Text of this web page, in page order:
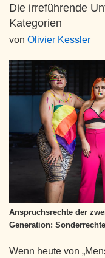
Die irreführende
Kategorien
von Olivier Kessler
Anspruchsrechte der
Generation:
Wenn heute von